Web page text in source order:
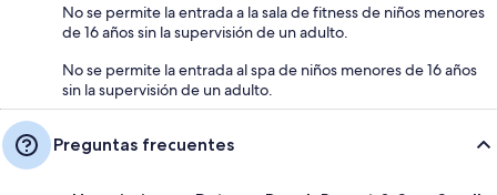
No se permite la entrada a la sala de fitness de niños menores
de 16 años sin la supervisión de un adulto.
No se permite la entrada al spa de niños menores de 16 años
sin la supervisión de un adulto.
Preguntas frecuentes